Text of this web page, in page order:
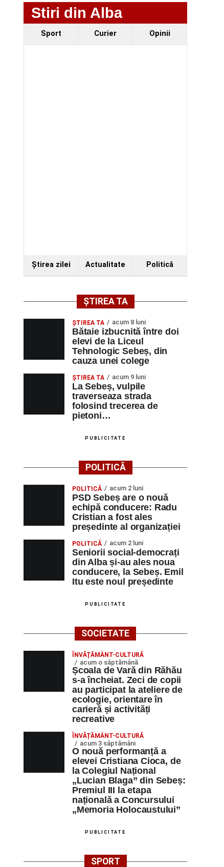
Stiri din Alba
Sport Curier Opinii
Ştirea zilei Actualitate Politică
ȘTIREA TA
ŞTIREA TA acum 8 luni
Bătaie izbucnită între doi
elevi de la Liceul
Tehnologic Sebeș, din
cauza unei colege
ŞTIREA TA acum 9 luni
La Sebeș, vulpile
traverseaza strada
folosind trecerea de
pietoni…
PUBLICITATE
POLITICĂ
POLITICĂ acum 2 luni
PSD Sebeș are o nouă
echipă conducere: Radu
Cristian a fost ales
președinte al organizației
POLITICĂ acum 2 luni
Seniorii social-democrați
din Alba și-au ales noua
conducere, la Sebeș. Emil
Itu este noul președinte
PUBLICITATE
SOCIETATE
ÎNVĂȚĂMÂNT-CULTURĂ
acum o săptămână
Școala de Vară din Răhău
s-a încheiat. Zeci de copii
au participat la ateliere de
ecologie, orientare în
carieră și activități
recreative
ÎNVĂȚĂMÂNT-CULTURĂ
acum 3 săptămâni
O nouă performanță a
elevei Cristiana Cioca, de
la Colegiul Național
„Lucian Blaga” din Sebeș:
Premiul III la etapa
națională a Concursului
„Memoria Holocaustului”
PUBLICITATE
SPORT